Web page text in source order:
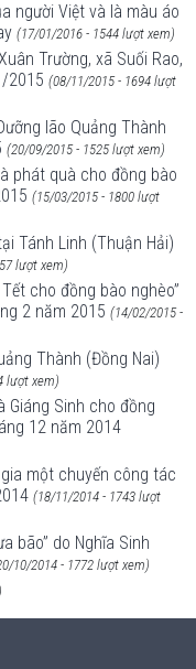
người Việt và là màu áo
(17/01/2016 - 1544 lượt xem)
Trường, xã Suối Rao,
2015 (08/11/2015 - 1694 lượt
lão Quảng Thành
(20/09/2015 - 1525 lượt xem)
phát quà cho đồng bào
(15/03/2015 - 1800 lượt
Tánh Linh (Thuận Hải)
lượt xem)
cho đồng bào nghèo”
2 năm 2015 (14/02/2015 -
Thành (Đồng Nai)
lượt xem)
Giáng Sinh cho đồng
12 năm 2014
một chuyến công tác
(18/11/2014 - 1743 lượt
bão” do Nghĩa Sinh
10/2014 - 1772 lượt xem)